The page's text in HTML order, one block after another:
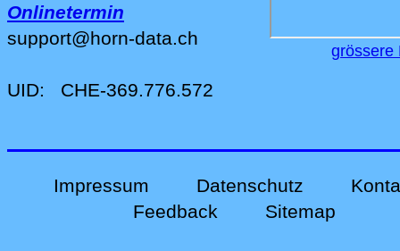
Onlinetermin
support@horn-data.ch
UID: CHE-369.776.572
grössere
Impressum Datenschutz
Feedback
Sitemap